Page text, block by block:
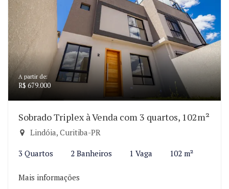
A partir de:
R$ 679.000
Sobrado Triplex à Venda com 3 quartos, 102m²
Lindóia, Curitiba-PR
3 Quartos 2 Banheiros 1 Vaga 102 m²
Mais informações